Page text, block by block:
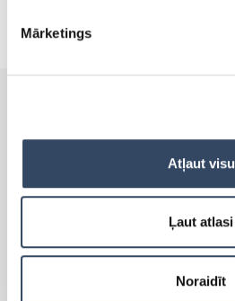
Mārketings
Atļaut visu
Ļaut atlasi
Noraidīt
Brīvi stāvoši ledusskapji